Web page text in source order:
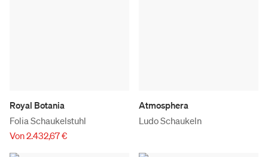
Royal Botania
Folia Schaukelstuhl
Von 2.432,67 €
Atmosphera
Ludo Schaukeln